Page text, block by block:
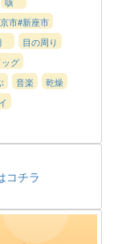
市#新座市
目の周り
グ
音楽
乾燥
コチラ